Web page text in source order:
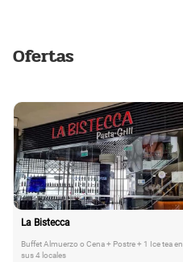
Ofertas
La Bistecca
Buffet Almuerzo o Cena + Postre + 1 Ice tea en
sus 4 locales